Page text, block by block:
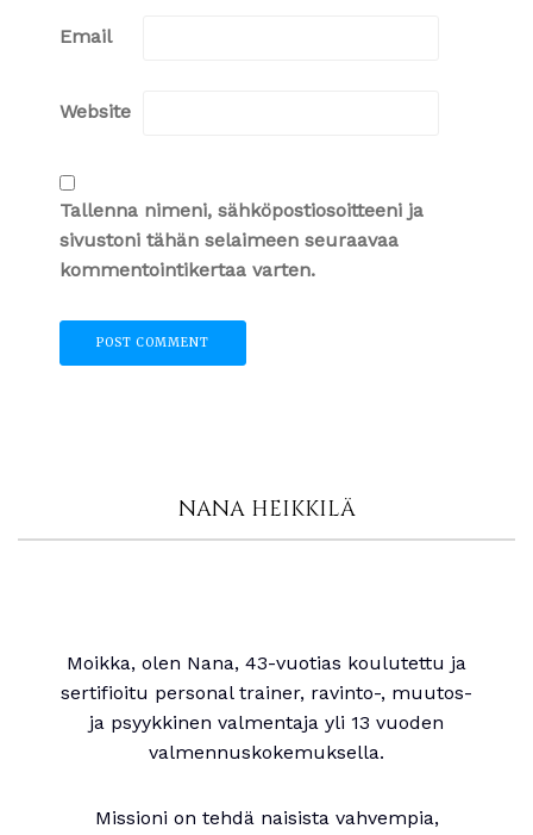
Email
Website
Tallenna nimeni, sähköpostiosoitteeni ja
sivustoni tähän selaimeen seuraavaa
kommentointikertaa varten.
NANA HEIKKILÄ
Moikka, olen Nana, 43-vuotias koulutettu ja
sertifioitu personal trainer, ravinto-, muutos-
ja psyykkinen valmentaja yli 13 vuoden
valmennuskokemuksella.
Missioni on tehdä naisista vahvempia,